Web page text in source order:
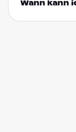
Wann kann